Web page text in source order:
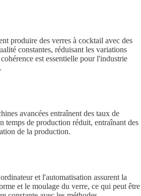
produire des verres à cocktail avec des
constantes, réduisant les variations
est essentielle pour l'industrie
avancées entraînent des taux de
temps de production réduit, entraînant des
de la production.
et l'automatisation assurent la
et le moulage du verre, ce qui peut être